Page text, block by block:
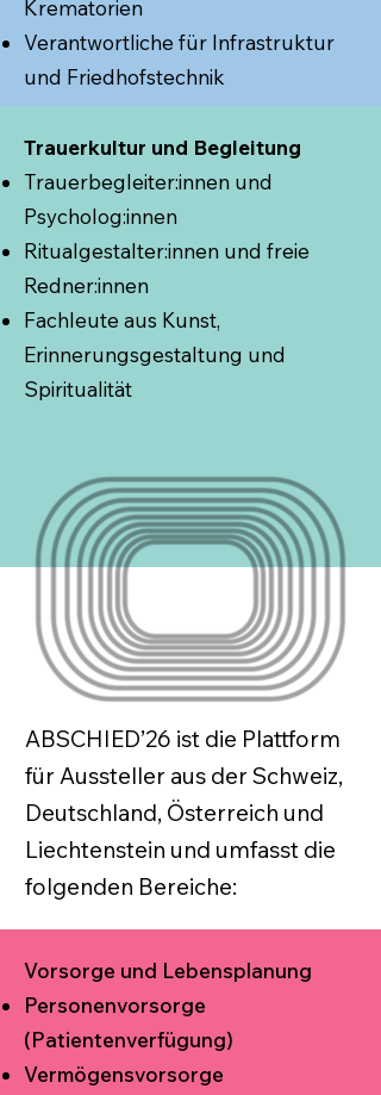
Krematorien
Verantwortliche für Infrastruktur
und Friedhofstechnik
Trauerkultur und Begleitung
Trauerbegleiter:innen und
Psycholog:innen
Ritualgestalter:innen und freie
Redner:innen
Fachleute aus Kunst,
Erinnerungsgestaltung und
Spiritualität
ABSCHIED’26 ist die Plattform
für Aussteller aus der Schweiz,
Deutschland, Österreich und
Liechtenstein und umfasst die
folgenden Bereiche:
Vorsorge und Lebensplanung
Personenvorsorge
(Patientenverfügung)
Vermögensvorsorge